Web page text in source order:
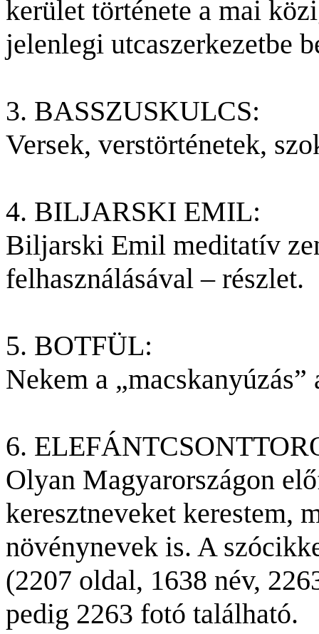
kerület története a mai
jelenlegi utcaszerkezetbe
3. BASSZUSKULCS:
Versek, verstörténetek,
4. BILJARSKI EMIL:
Biljarski Emil meditatív
felhasználásával – részlet.
5. BOTFÜL:
Nekem a „macskanyúzás”
6.
Olyan Magyarországon
keresztneveket kerestem,
növénynevek is. A
(2207 oldal, 1638 név,
pedig 2263 fotó található.